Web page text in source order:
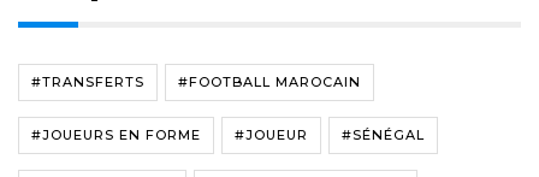
#TRANSFERTS #FOOTBALL MAROCAIN
#JOUEURS EN FORME #JOUEUR #SÉNÉGAL